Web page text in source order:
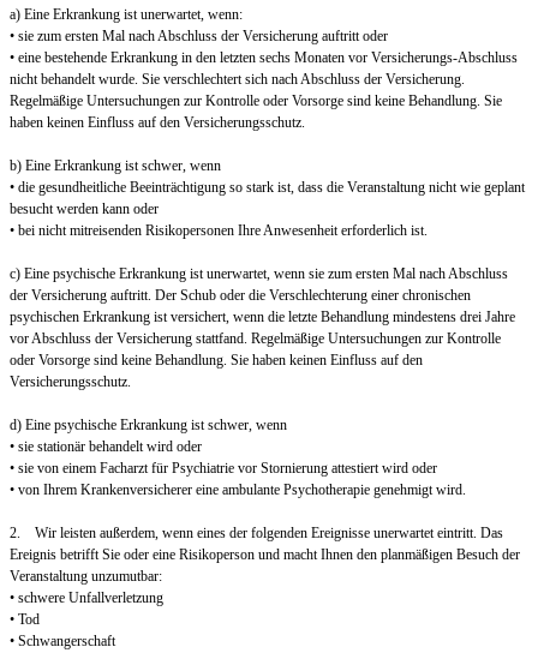
a) Eine Erkrankung ist unerwartet, wenn:
• sie zum ersten Mal nach Abschluss der Versicherung auftritt oder
• eine bestehende Erkrankung in den letzten sechs Monaten vor Versicherungs-Abschluss
nicht behandelt wurde. Sie verschlechtert sich nach Abschluss der Versicherung.
Regelmäßige Untersuchungen zur Kontrolle oder Vorsorge sind keine Behandlung. Sie
haben keinen Einfluss auf den Versicherungsschutz.
b) Eine Erkrankung ist schwer, wenn
• die gesundheitliche Beeinträchtigung so stark ist, dass die Veranstaltung nicht wie geplant
besucht werden kann oder
• bei nicht mitreisenden Risikopersonen Ihre Anwesenheit erforderlich ist.
c) Eine psychische Erkrankung ist unerwartet, wenn sie zum ersten Mal nach Abschluss
der Versicherung auftritt. Der Schub oder die Verschlechterung einer chronischen
psychischen Erkrankung ist versichert, wenn die letzte Behandlung mindestens drei Jahre
vor Abschluss der Versicherung stattfand. Regelmäßige Untersuchungen zur Kontrolle
oder Vorsorge sind keine Behandlung. Sie haben keinen Einfluss auf den
Versicherungsschutz.
d) Eine psychische Erkrankung ist schwer, wenn
• sie stationär behandelt wird oder
• sie von einem Facharzt für Psychiatrie vor Stornierung attestiert wird oder
• von Ihrem Krankenversicherer eine ambulante Psychotherapie genehmigt wird.
2. Wir leisten außerdem, wenn eines der folgenden Ereignisse unerwartet eintritt. Das
Ereignis betrifft Sie oder eine Risikoperson und macht Ihnen den planmäßigen Besuch der
Veranstaltung unzumutbar:
• schwere Unfallverletzung
• Tod
• Schwangerschaft